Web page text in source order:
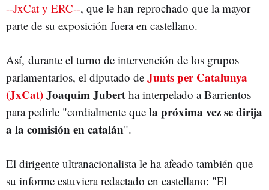
--JxCat y ERC--, que le han reprochado que la mayor
parte de su exposición fuera en castellano.
Así, durante el turno de intervención de los grupos
parlamentarios, el diputado de Junts per Catalunya
(JxCat)Joaquim Jubert ha interpelado a Barrientos
para pedirle "cordialmente que la próxima vez se dirija
a la comisión en catalán".
El dirigente ultranacionalista le ha afeado también que
su informe estuviera redactado en castellano: "El